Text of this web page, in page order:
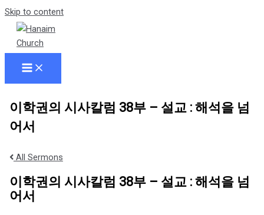
Skip to content
이학권의 시사칼럼 38부 – 설교 : 해석을 넘
어서
All Sermons
이학권의 시사칼럼 38부 – 설교 : 해석을 넘
어서